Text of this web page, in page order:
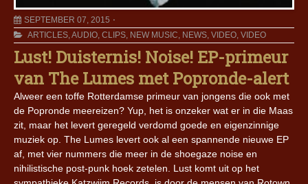
SEPTEMBER 07, 2015
ARTICLES,AUDIO, CLIPS, NEW MUSIC, NEWS, VIDEO, VIDEO
Lust! Duisternis! Noise! EP-primeur
van The Lumes met Popronde-alert
Alweer een toffe Rotterdamse primeur van jongens die ook met
de Popronde meereizen? Yup, het is onzeker wat er in die Maas
zit, maar het levert geregeld verdomd goede en eigenzinnige
muziek op. The Lumes levert ook al een spannende nieuwe EP
af, met vier nummers die meer in de shoegaze noise en
nihilistische post-punk hoek zetelen. Lust komt uit op het